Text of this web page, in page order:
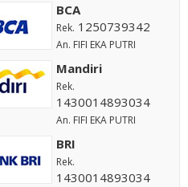
BCA
Rek. 1250739342
An. FIFI EKA PUTRI
Mandiri
Rek.
1430014893034
An. FIFI EKA PUTRI
BRI
Rek.
1430014893034